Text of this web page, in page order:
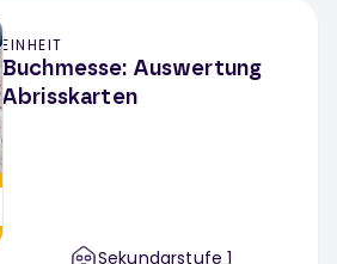
EINHEIT
Buchmesse: Auswertung
Abrisskarten
Sekundarstufe 1